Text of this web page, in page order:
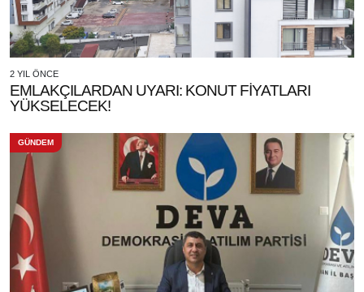
2 YIL ÖNCE
EMLAKÇILARDAN UYARI: KONUT FİYATLARI
YÜKSELECEK!
GÜNDEM